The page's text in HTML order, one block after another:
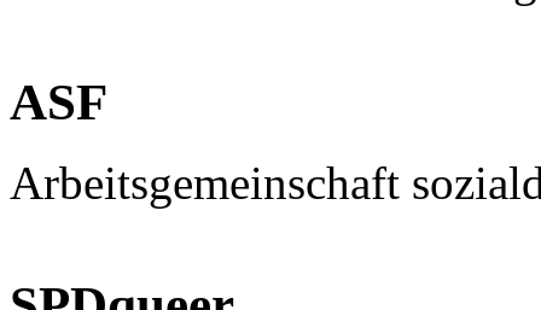
ASF
Arbeitsgemeinschaft